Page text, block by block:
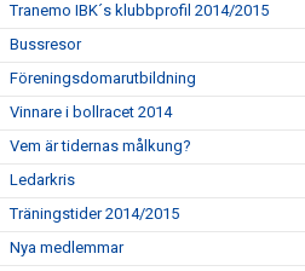
Tranemo IBK´s klubbprofil 2014/2015
Bussresor
Föreningsdomarutbildning
Vinnare i bollracet 2014
Vem är tidernas målkung?
Ledarkris
Träningstider 2014/2015
Nya medlemmar